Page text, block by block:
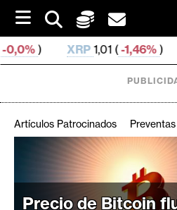
i
p
t
o
1,01 ( -1,46%) SOL73,38 (
Artículos Patrocinados Preventas
Precio de Bitcoin